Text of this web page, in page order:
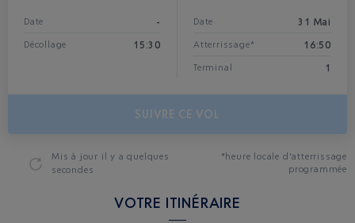
Date -
Décollage 15:30
Date 31 Mai
Atterrissage* 16:50
Terminal 1
SUIVRE CE VOL
Mis à jour il y a quelques
secondes
*heure locale d'atterrissage
programmée
VOTRE ITINÉRAIRE